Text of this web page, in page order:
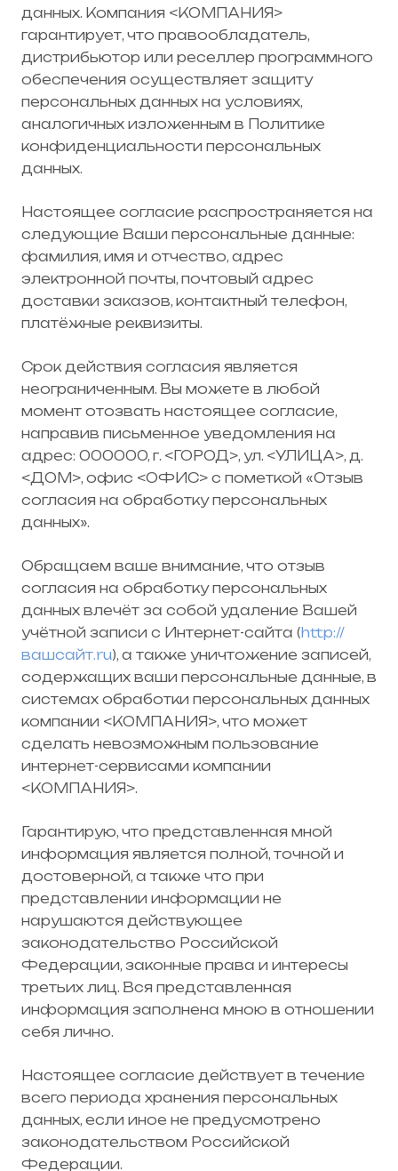
данных. Компания <КОМПАНИЯ>
гарантирует, что правообладатель,
дистрибьютор или реселлер программного
обеспечения осуществляет защиту
персональных данных на условиях,
аналогичных изложенным в Политике
конфиденциальности персональных
данных.
Настоящее согласие распространяется на
следующие Ваши персональные данные:
фамилия, имя и отчество, адрес
электронной почты, почтовый адрес
доставки заказов, контактный телефон,
платёжные реквизиты.
Срок действия согласия является
неограниченным. Вы можете в любой
момент отозвать настоящее согласие,
направив письменное уведомления на
адрес: 000000, г. <ГОРОД>, ул. <УЛИЦА>, д.
<ДОМ>, офис <ОФИС> с пометкой «Отзыв
согласия на обработку персональных
данных».
Обращаем ваше внимание, что отзыв
согласия на обработку персональных
данных влечёт за собой удаление Вашей
учётной записи с Интернет-сайта (http://
вашсайт.ru), а также уничтожение записей,
содержащих ваши персональные данные, в
системах обработки персональных данных
компании <КОМПАНИЯ>, что может
сделать невозможным пользование
интернет-сервисами компании
<КОМПАНИЯ>.
Гарантирую, что представленная мной
информация является полной, точной и
достоверной, а также что при
представлении информации не
нарушаются действующее
законодательство Российской
Федерации, законные права и интересы
третьих лиц. Вся представленная
информация заполнена мною в отношении
себя лично.
Настоящее согласие действует в течение
всего периода хранения персональных
данных, если иное не предусмотрено
законодательством Российской
Федерации.